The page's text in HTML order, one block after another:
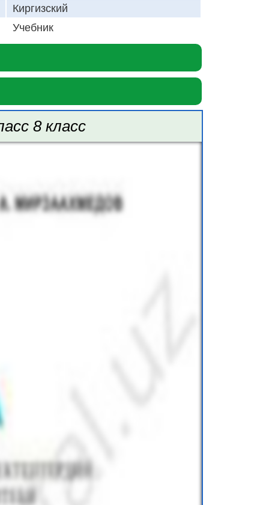
Киргизский
Учебник
8 класс